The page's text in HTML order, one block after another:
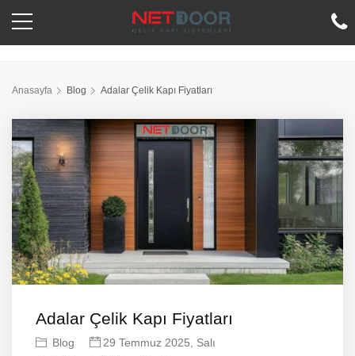
Anasayfa Blog Adalar Çelik Kapı Fiyatları
Adalar Çelik Kapı Fiyatları
Blog
29 Temmuz 2025, Salı